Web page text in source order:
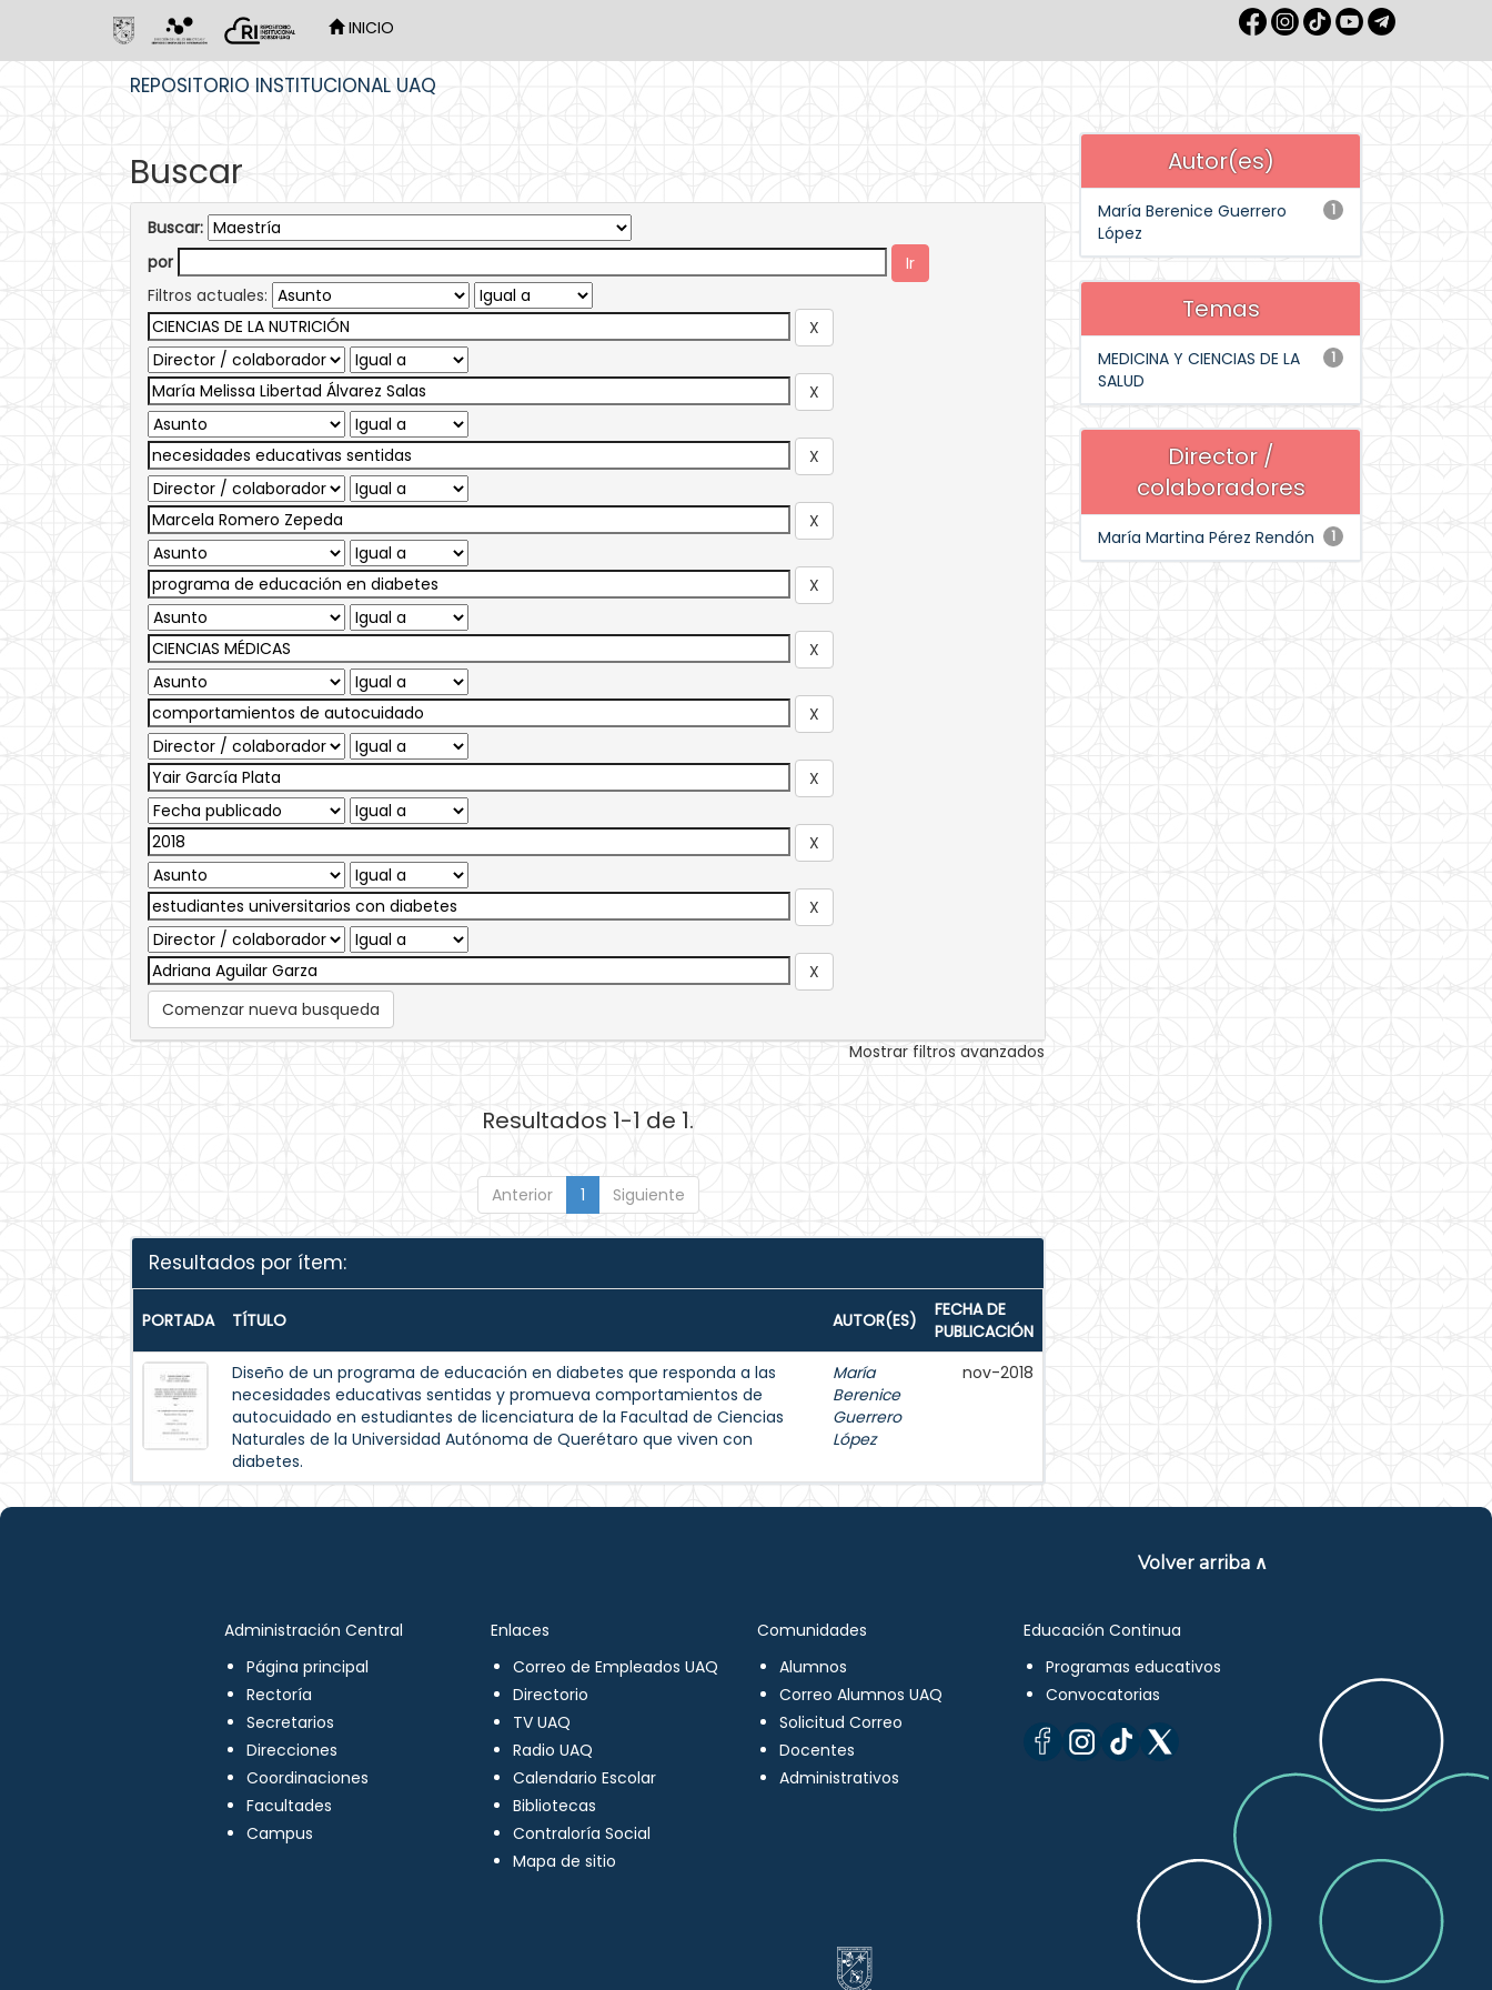
INICIO
REPOSITORIO INSTITUCIONAL UAQ
Buscar
Buscar:
por
Filtros actuales:
Comenzar nueva busqueda
Mostrar filtros avanzados
Resultados 1-1 de 1.
Anterior 1 Siguiente
Resultados por ítem:
PORTADA TÍTULO AUTOR(ES)
FECHA DE
PUBLICACIÓN
Diseño de un programa de educación en diabetes que responda a las
necesidades educativas sentidas y promueva comportamientos de
autocuidado en estudiantes de licenciatura de la Facultad de Ciencias
Naturales de la Universidad Autónoma de Querétaro que viven con
diabetes.
María
Berenice
Guerrero
López
nov-2018
Autor(es)
1
María Berenice Guerrero
López
Temas
1
MEDICINA Y CIENCIAS DE LA
SALUD
Director /
colaboradores
1
María Martina Pérez Rendón
Volver arriba ∧
Administración Central
Página principal
Rectoría
Secretarios
Direcciones
Coordinaciones
Facultades
Campus
Enlaces
Correo de Empleados UAQ
Directorio
TV UAQ
Radio UAQ
Calendario Escolar
Bibliotecas
Contraloría Social
Mapa de sitio
Comunidades
Alumnos
Correo Alumnos UAQ
Solicitud Correo
Docentes
Administrativos
Educación Continua
Programas educativos
Convocatorias